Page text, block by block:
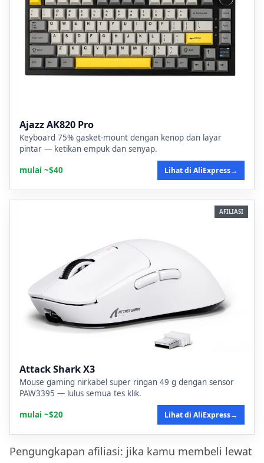
Ajazz AK820 Pro
Keyboard 75% gasket-mount dengan kenop dan layar
pintar — ketikan empuk dan senyap.
mulai ~$40
Lihat di AliExpress→
AFILIASI
Attack Shark X3
Mouse gaming nirkabel super ringan 49 g dengan sensor
PAW3395 — lulus semua tes klik.
mulai ~$20
Lihat di AliExpress→
Pengungkapan afiliasi: jika kamu membeli lewat